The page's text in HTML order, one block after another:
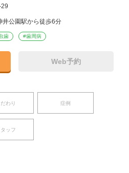
井公園駅から徒歩6分
歯 #歯周病
Web予約
だわり 症例
タッフ